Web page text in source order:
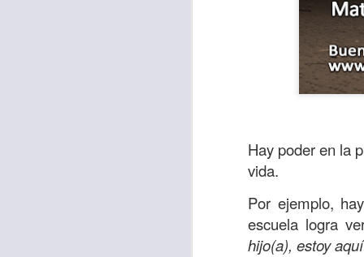
Hay poder en la
vida.
Por ejemplo,
escuela logra
hijo(a), estoy
Con el paso de
encerradas en sí
menos
Es como si la
En la Biblia se
sostiene Jesús
cuando le había
cumplir lo que
alma, y con
10:27).